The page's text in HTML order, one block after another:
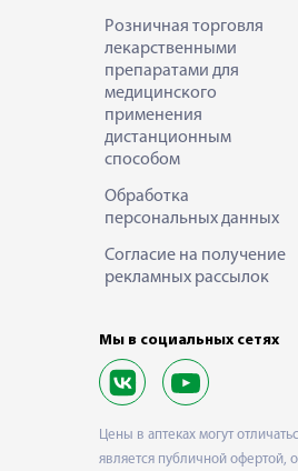
Розничная торговля
лекарственными
препаратами для
медицинского
применения
дистанционным
способом
Обработка
персональных данных
Согласие на получение
рекламных рассылок
Мы в социальных сетях
Цены в аптеках могут
является публичной офертой,